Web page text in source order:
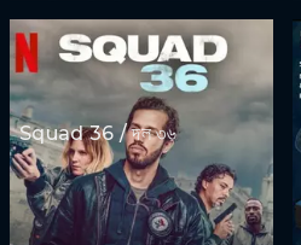
Squad 36 / দল ৩৬